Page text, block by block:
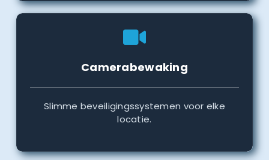
Camerabewaking
Slimme beveiligingssystemen voor elke
locatie.